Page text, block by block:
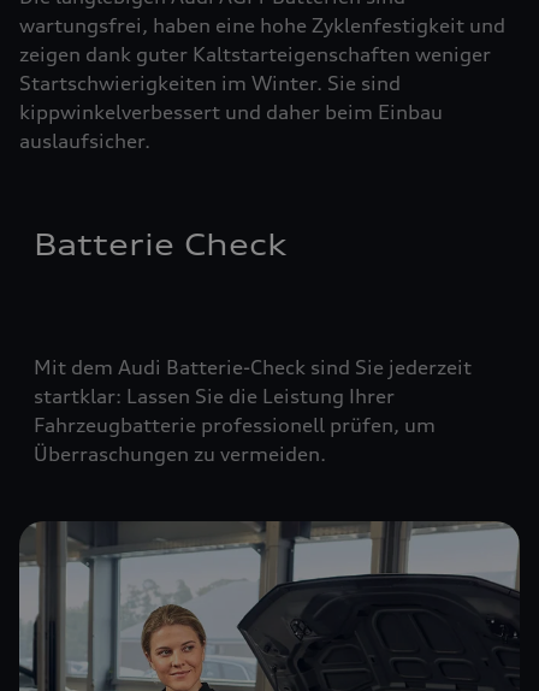
wartungsfrei, haben eine hohe Zyklenfestigkeit und
zeigen dank guter Kaltstarteigenschaften weniger
Startschwierigkeiten im Winter. Sie sind
kippwinkelverbessert und daher beim Einbau
auslaufsicher.
Batterie Check
Mit dem Audi Batterie-Check sind Sie jederzeit
startklar: Lassen Sie die Leistung Ihrer
Fahrzeugbatterie professionell prüfen, um
Überraschungen zu vermeiden.